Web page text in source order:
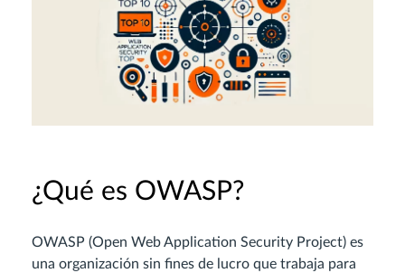
¿Qué es OWASP?
OWASP (Open Web Application Security Project) es
una organización sin fines de lucro que trabaja para